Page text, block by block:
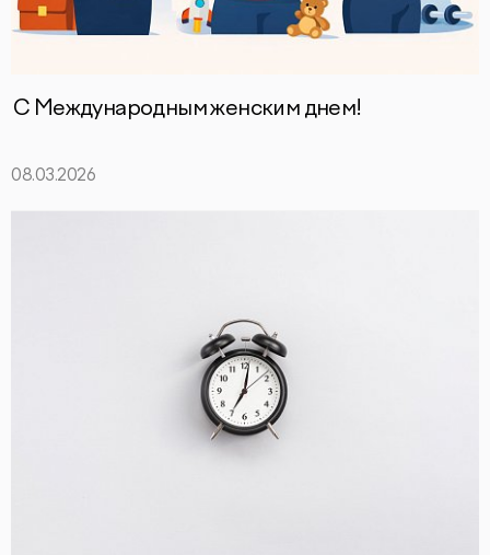
С Международным женским днем!
08.03.2026